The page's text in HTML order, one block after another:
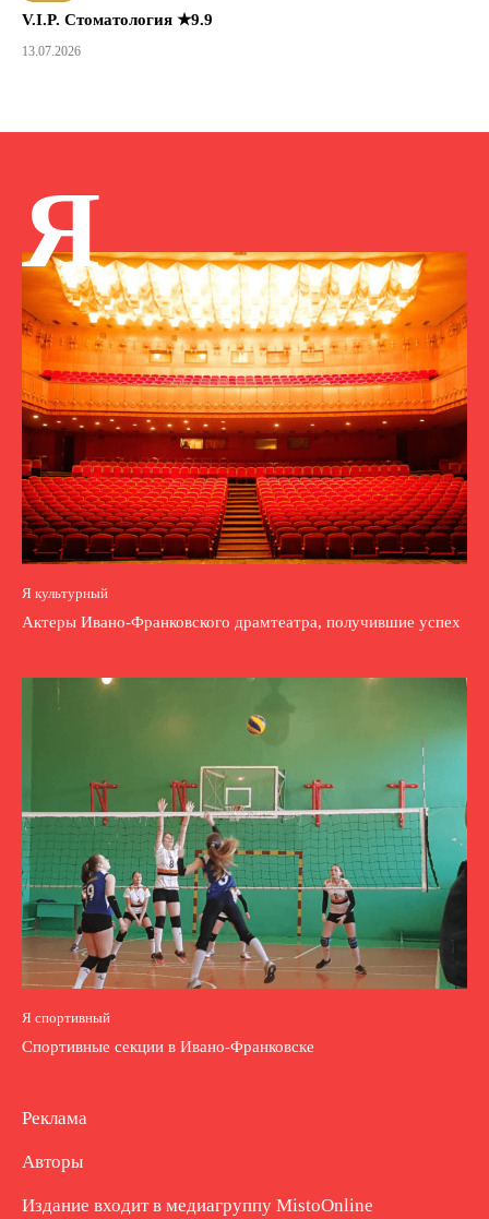
V.I.P. Стоматология ★9.9
13.07.2026
Я
Я культурный
Актеры Ивано-Франковского драмтеатра, получившие успех
Я спортивный
Спортивные секции в Ивано-Франковске
Реклама
Авторы
Издание входит в медиагруппу MistoOnline